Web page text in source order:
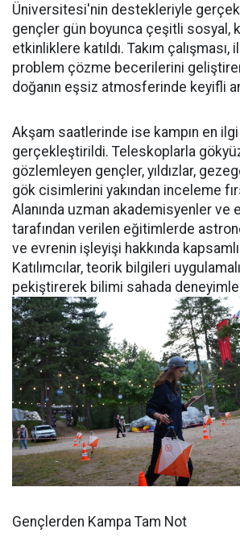
Üniversitesi'nin destekleriyle
gençler gün boyunca çeşitli sosyal,
etkinliklere katıldı. Takım çalışması,
problem çözme becerilerini geliştiren
doğanın eşsiz atmosferinde keyifli
Akşam saatlerinde ise kampın en
gerçekleştirildi. Teleskoplarla
gözlemleyen gençler, yıldızlar,
gök cisimlerini yakından inceleme
Alanında uzman akademisyenler ve
tarafından verilen eğitimlerde
ve evrenin işleyişi hakkında
Katılımcılar, teorik bilgileri
pekiştirerek bilimi sahada
Gençlerden Kampa Tam Not